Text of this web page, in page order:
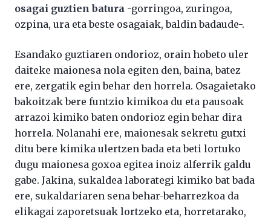
osagai guztien batura -gorringoa, zuringoa,
ozpina, ura eta beste osagaiak, baldin badaude-.
Esandako guztiaren ondorioz, orain hobeto uler
daiteke maionesa nola egiten den, baina, batez
ere, zergatik egin behar den horrela. Osagaietako
bakoitzak bere funtzio kimikoa du eta pausoak
arrazoi kimiko baten ondorioz egin behar dira
horrela. Nolanahi ere, maionesak sekretu gutxi
ditu bere kimika ulertzen bada eta beti lortuko
dugu maionesa goxoa egitea inoiz alferrik galdu
gabe. Jakina, sukaldea laborategi kimiko bat bada
ere, sukaldariaren sena behar-beharrezkoa da
elikagai zaporetsuak lortzeko eta, horretarako,